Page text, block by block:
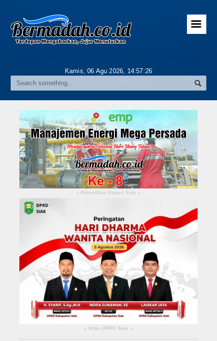
Home
Gallery
Riau
Daerah
Pekanbaru
Pelalawan
Kampar
Rokan Hulu
Bengkalis
Meranti
Indragiri Hulu
☰
Kamis, 06 Agu 2026, 14:57:27
▴ Pelantikan Bupati Siak ▴
▴ Iklan DPRD Siak ▴